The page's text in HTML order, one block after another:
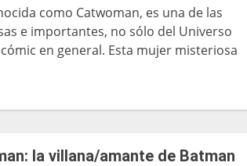
como Catwoman, es una de las
e importantes, no sólo del Universo
en general. Esta mujer misteriosa
la villana/amante de Batman